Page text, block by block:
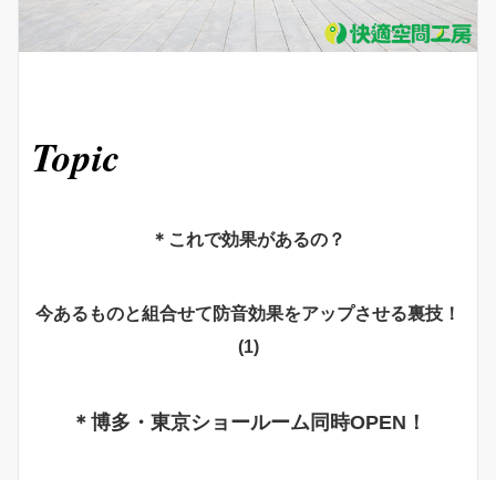
Topic
＊これで効果があるの？
今あるものと組合せて防音効果をアップさせる裏技！
(1)
＊博多・東京ショールーム同時OPEN！